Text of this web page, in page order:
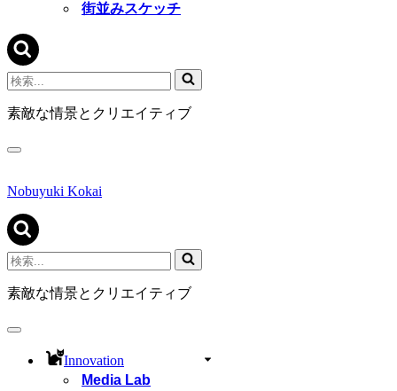
街並みスケッチ
検
索...
素敵な情景とクリエイティブ
ナ
ゲ
シ
ョ
ン
メ
ニ
ュ
Nobuyuki Kokai
検
索...
素敵な情景とクリエイティブ
ナ
Innovation
Media Lab